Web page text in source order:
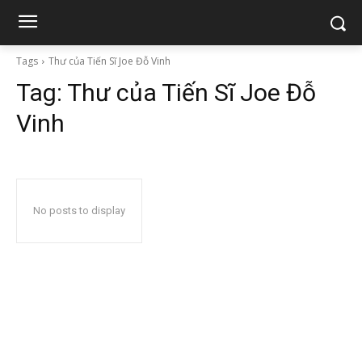
Tags Thư của Tiến Sĩ Joe Đỗ Vinh
Tag: Thư của Tiến Sĩ Joe Đỗ
Vinh
No posts to display